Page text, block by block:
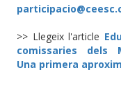
>> Llegeix l'article
comissaries dels
Una primera